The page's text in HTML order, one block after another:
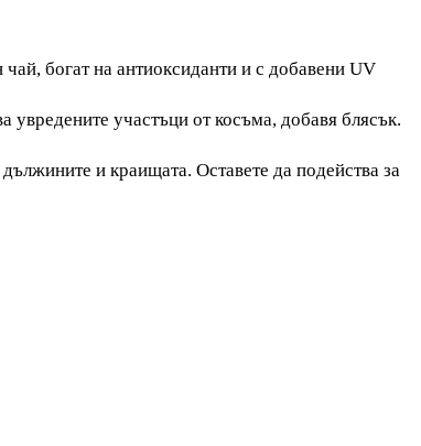
богат на антиоксиданти и с добавени UV
участъци от косъма, добавя блясък.
и краищата. Оставете да подейства за